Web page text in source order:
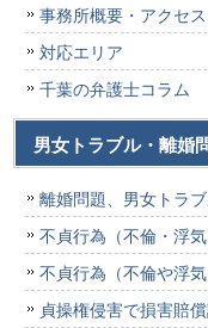
事務所概要・アクセス
対応エリア
千葉の弁護士コラム
男女トラブル・離婚
離婚問題、男女トラ
不貞行為（不倫・浮
不貞行為（不倫や浮
貞操権侵害で損害賠